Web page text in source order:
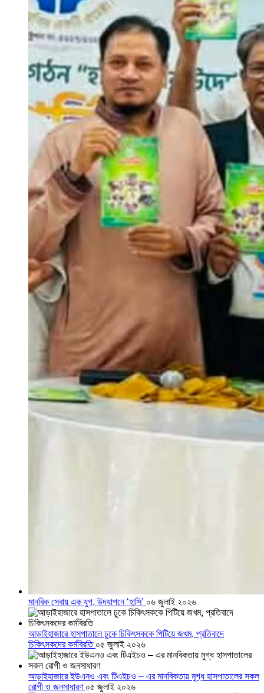
মানবিক সেবায় এক যুগ, উদযাপনে ‘হাসি’ ০৬ জুলাই ২০২৬
আড়াইহাজারে হাসপাতালে ঢুকে চিকিৎসককে পিটিয়ে জখম, প্রতিবাদে
চিকিৎসকদের কর্মবিরতি ০৫ জুলাই ২০২৬
আড়াইহাজারে ইউএনও এবং টিএইচও – এর মানবিকতায় মুগ্ধ হাসপাতালের সকল
রোগী ও জনসাধারণ ০৫ জুলাই ২০২৬